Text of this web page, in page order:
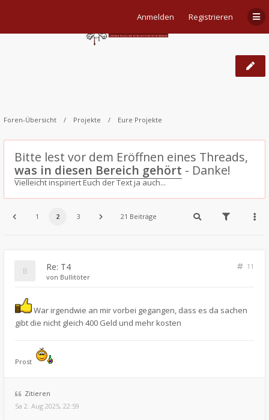
Anmelden Registrieren
Foren-Übersicht Projekte Eure Projekte
Bitte lest vor dem Eröffnen eines Threads,
was in diesen Bereich gehört - Danke!
Vielleicht inspiriert Euch der Text ja auch...
1 2 3 21 Beiträge
Re: T4
11
von Bullitöter
War irgendwie an mir vorbei gegangen, dass es da sachen
gibt die nicht gleich 400 Geld und mehr kosten
Prost
Zitieren
Sa 2. Aug 2025, 22:59